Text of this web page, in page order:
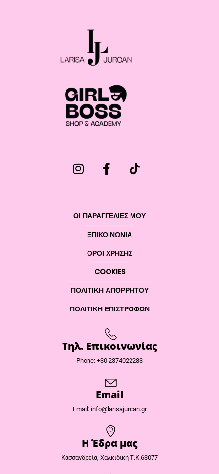
ΟΙ ΠΑΡΑΓΓΕΛΙΕΣ ΜΟΥ
ΕΠΙΚΟΙΝΩΝΊΑ
ΌΡΟΙ ΧΡΉΣΗΣ
COOKIES
ΠΟΛΙΤΙΚΉ ΑΠΟΡΡΉΤΟΥ
ΠΟΛΙΤΙΚΉ ΕΠΙΣΤΡΟΦΏΝ
Τηλ. Επικοινωνίας
Phone: +30 2374022283
Email
Email: info@larisajurcan.gr
Η Έδρα μας​
Κασσανδρεία, Χαλκιδική Τ.Κ.63077